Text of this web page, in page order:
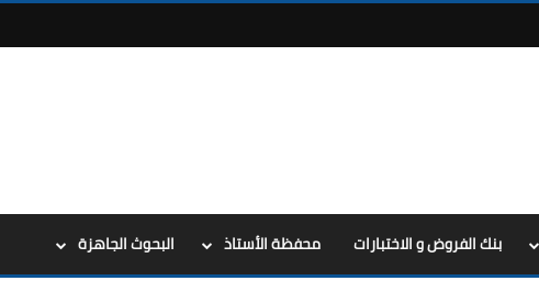
بنك الفروض و الاختبارات محفظة الأستاذ البحوث الجاهزة